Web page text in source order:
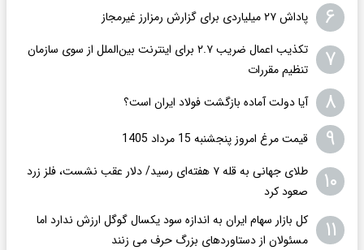
۶ پاداش ۲۷ میلیاردی برای گزارش رمزارز غیرمجاز
۷
تکذیب اعمال ضریب ۲.۷ برای اینترنت بین‌الملل از سوی سازمان
تنظیم مقررات
۸ آیا دولت آماده بازگشت فولاد ایران است؟
۹ قیمت مرغ امروز پنجشنبه 15 مرداد 1405
۱۰
طلای جهانی به قله ۷ هفته‌ای رسید/ دلار عقب نشست، فلز زرد
صعود کرد
۱۱
کل بازار سهام ایران به اندازه سود یکسال گوگل ارزش ندارد اما
مسئولان از دستاوردهای بزرگ حرف می زنند